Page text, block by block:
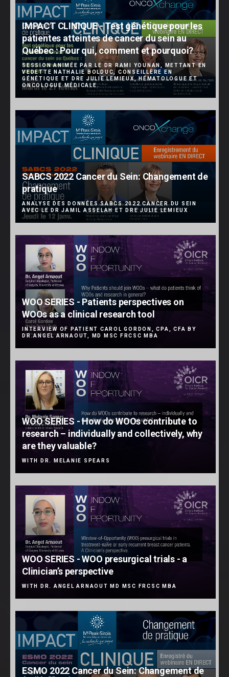
IMPACT CLINIQUE - Test génétique pour les
patientes atteintes de cancer du sein au
Québec : Pour qui, comment et pourquoi?
SESSION ANIMÉE PAR LE DR RAMI YOUNAN, METTANT EN
VEDETTE NATHALIE BOLDUC, CONSEILLÈRE EN
GÉNÉTIQUE ET DRE JULIE LEMIEUX, HÉMATOLOGUE ET
ONCOLOGUE MÉDICALE.
SABCS 2022 Cancer du Sein: Changement de
pratique
ANALYSE DES DONNÉES SABCS 2022 CANCER DU SEIN
AVEC LE DR JAMIL ASSELAH ET DRE JULIE LEMIEUX
WOO SERIES - Patients perspectives on
WOOs as a clinical research tool
INTERVIEW OF PATIENT CAROL GORDON, CPA, CFA BY
DR.ANGEL ARNAOUT, MD MSC FRCSC MBA
WOO SERIES - How do WOOs contribute to
research – individually and collectively, why
are they valuable?
WITH DR. MELANIE SPEARS
WOO SERIES - WOO presurgical trials - a
Clinician’s perspective
WITH DR. ANGEL ARNAOUT MD MSC FRCSC MBA
ESMO 2022 Cancer du Sein: Changement de